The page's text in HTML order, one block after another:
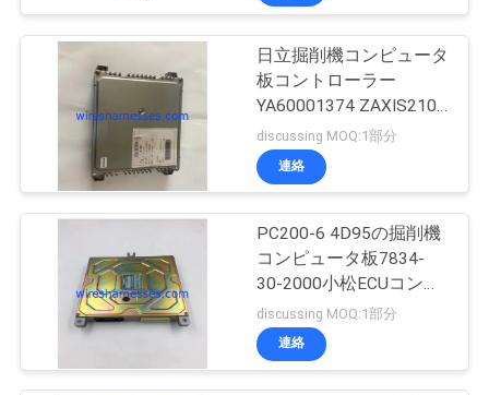
に
な
圧力変換器センサー
16
掘削機のモニター
日立掘削機コンピュータ
板コントローラー
YA60001374 ZAXIS210-
5G YA60001380
discussing MOQ:1部分
連絡
PC200-6 4D95の掘削機
コンピュータ板7834-
30-2000小松ECUコント
ローラー
discussing MOQ:1部分
連絡